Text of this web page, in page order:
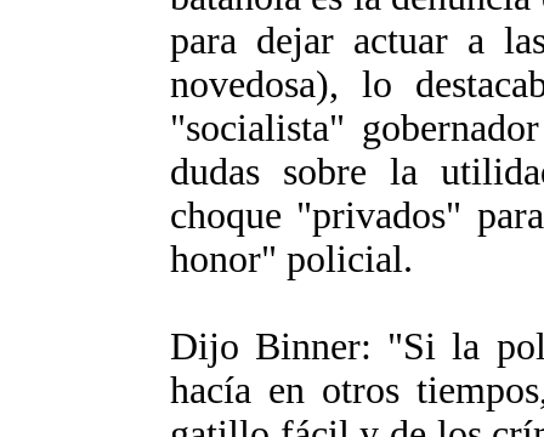
para dejar actuar a
novedosa), lo
"socialista"
dudas sobre la
choque "privados"
honor" policial.
Dijo Binner: "Si la
hacía en otros